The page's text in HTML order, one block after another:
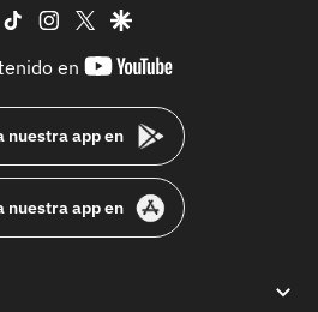
facebook
tiktok instagram
twittergoogle
en
youtube-
nuestra app en
nuestra app en